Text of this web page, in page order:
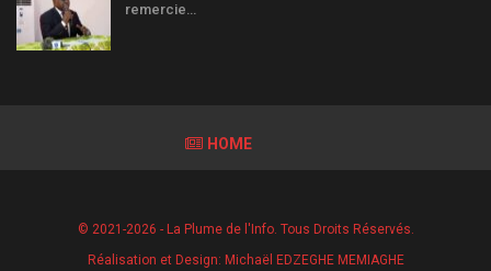
remercie…
HOME
© 2021-2026 - La Plume de l'Info. Tous Droits Réservés.
Réalisation et Design: Michaël EDZEGHE MEMIAGHE